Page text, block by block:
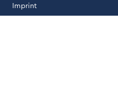
Imprint